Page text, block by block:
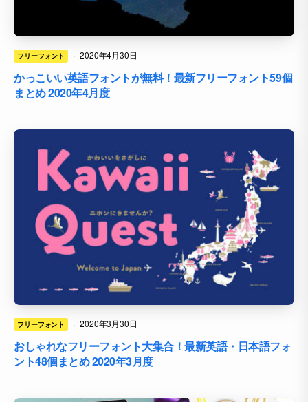
フリーフォント · 2020年4月30日
かっこいい英語フォントが無料！最新フリーフォント59個
まとめ 2020年4月度
フリーフォント · 2020年3月30日
おしゃれなフリーフォント大集合！最新英語・日本語フォ
ント48個まとめ 2020年3月度